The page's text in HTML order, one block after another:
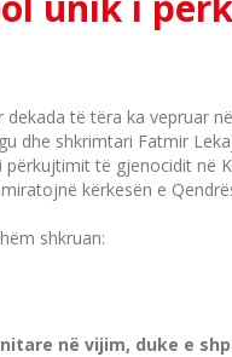
të tëra ka vepruar
dhe shkrimtari Fatmir
të gjenocidit në
kërkesën e
shkruan:
në vijim, duke e